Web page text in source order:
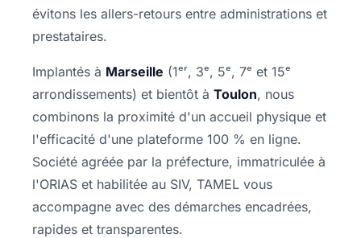
évitons les allers-retours entre administrations et
prestataires.
Implantés à Marseille (1ᵉʳ, 3ᵉ, 5ᵉ, 7ᵉ et 15ᵉ
arrondissements) et bientôt à Toulon, nous
combinons la proximité d'un accueil physique et
l'efficacité d'une plateforme 100 % en ligne.
Société agréée par la préfecture, immatriculée à
l'ORIAS et habilitée au SIV, TAMEL vous
accompagne avec des démarches encadrées,
rapides et transparentes.